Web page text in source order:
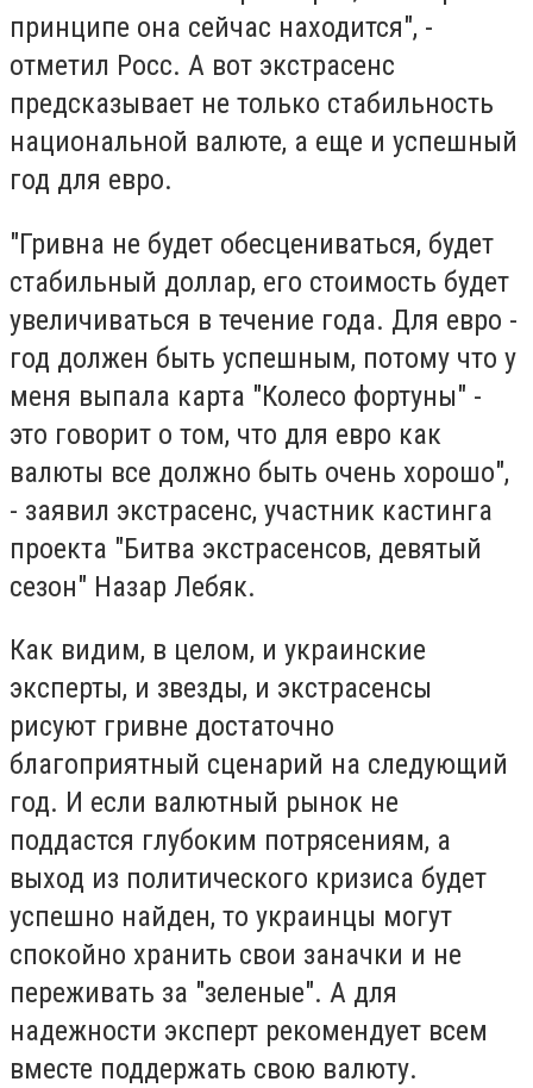
принципе она сейчас находится", -
отметил Росс. А вот экстрасенс
предсказывает не только стабильность
национальной валюте, а еще и успешный
год для евро.
"Гривна не будет обесцениваться, будет
стабильный доллар, его стоимость будет
увеличиваться в течение года. Для евро -
год должен быть успешным, потому что у
меня выпала карта "Колесо фортуны" -
это говорит о том, что для евро как
валюты все должно быть очень хорошо",
- заявил экстрасенс, участник кастинга
проекта "Битва экстрасенсов, девятый
сезон" Назар Лебяк.
Как видим, в целом, и украинские
эксперты, и звезды, и экстрасенсы
рисуют гривне достаточно
благоприятный сценарий на следующий
год. И если валютный рынок не
поддастся глубоким потрясениям, а
выход из политического кризиса будет
успешно найден, то украинцы могут
спокойно хранить свои заначки и не
переживать за "зеленые". А для
надежности эксперт рекомендует всем
вместе поддержать свою валюту.